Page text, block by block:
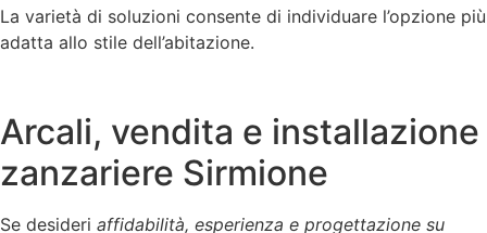
La varietà di soluzioni consente di individuare l’opzione più
adatta allo stile dell’abitazione.
Arcali, vendita e installazione
zanzariere Sirmione
Se desideri affidabilità, esperienza e progettazione su